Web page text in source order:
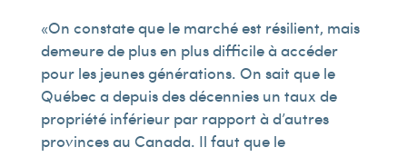
« On constate que le marché est résilient, mais
demeure de plus en plus difficile à accéder
pour les jeunes générations. On sait que le
Québec a depuis des décennies un taux de
propriété inférieur par rapport à d’autres
provinces au Canada. Il faut que le